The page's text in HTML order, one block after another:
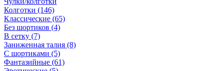
Колготки (146)
Классические (65)
Без шортиков (4)
В сетку (7)
Заниженная талия (8)
C шортиками (5)
Фантазийные (61)